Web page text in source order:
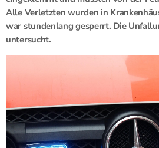
Alle Verletzten wurden in
war stundenlang gesperrt. Die
untersucht.